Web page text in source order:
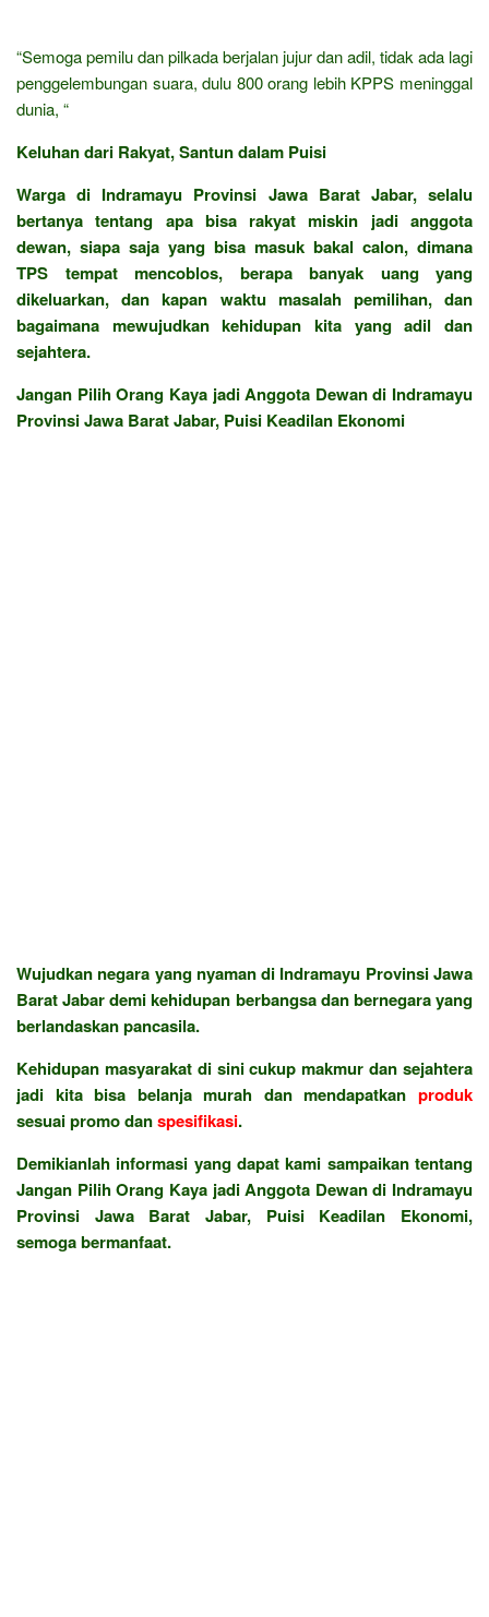
“Semoga pemilu dan pilkada berjalan jujur dan adil, tidak ada lagi
penggelembungan suara, dulu 800 orang lebih KPPS meninggal
dunia, “
Keluhan dari Rakyat, Santun dalam Puisi
Warga di Indramayu Provinsi Jawa Barat Jabar, selalu
bertanya tentang apa bisa rakyat miskin jadi anggota
dewan, siapa saja yang bisa masuk bakal calon, dimana
TPS tempat mencoblos, berapa banyak uang yang
dikeluarkan, dan kapan waktu masalah pemilihan, dan
bagaimana mewujudkan kehidupan kita yang adil dan
sejahtera.
Jangan Pilih Orang Kaya jadi Anggota Dewan di Indramayu
Provinsi Jawa Barat Jabar, Puisi Keadilan Ekonomi
Wujudkan negara yang nyaman di Indramayu Provinsi Jawa
Barat Jabar demi kehidupan berbangsa dan bernegara yang
berlandaskan pancasila.
Kehidupan masyarakat di sini cukup makmur dan sejahtera
jadi kita bisa belanja murah dan mendapatkan produk
sesuai promo danspesifikasi.
Demikianlah informasi yang dapat kami sampaikan tentang
Jangan Pilih Orang Kaya jadi Anggota Dewan di Indramayu
Provinsi Jawa Barat Jabar, Puisi Keadilan Ekonomi,
semoga bermanfaat.